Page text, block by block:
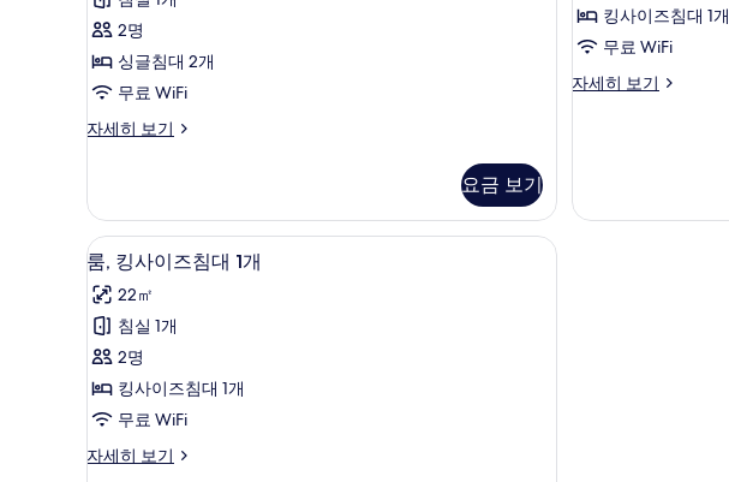
기
자
세
히
기
세
히
보
기
대
2
개
사
두
보
기
기
4
개)
2명
싱글침대 2개
무료 WiFi
자세히 보기
aloft,
침
대
2
개
자
세
히
보
기
요금 보기
1
개
사
보
킹사이즈침대 1개
무료 WiFi
자세히 보기
스
개
룸,
킹
사
이
즈
침
1
저자극성 침구, 미니바, 객실 내 금고, 책상
5
룸, 킹사이즈침대 1개
22㎡
침실 1개
2명
킹사이즈침대 1개
무료 WiFi
자세히 보기
룸,